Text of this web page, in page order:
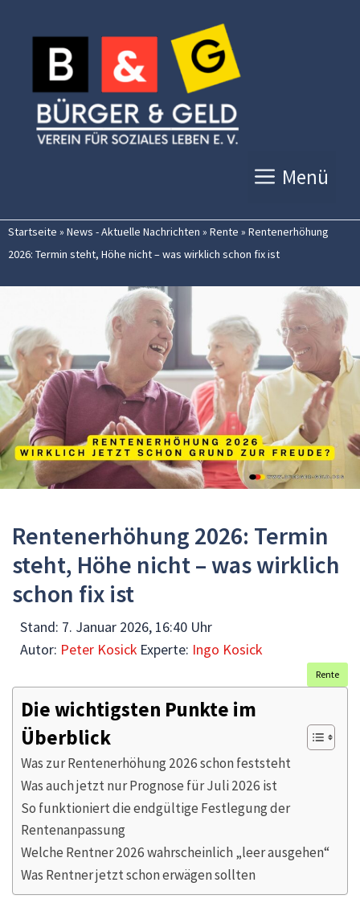
Inhalt
springen
Menü
Startseite » News - Aktuelle Nachrichten » Rente » Rentenerhöhung
2026: Termin steht, Höhe nicht – was wirklich schon fix ist
Rentenerhöhung 2026: Termin
steht, Höhe nicht – was wirklich
schon fix ist
Stand: 7. Januar 2026, 16:40 Uhr
Autor: Peter Kosick Experte: Ingo Kosick
Rente
Die wichtigsten Punkte im
Überblick
Was zur Rentenerhöhung 2026 schon feststeht
Was auch jetzt nur Prognose für Juli 2026 ist
So funktioniert die endgültige Festlegung der
Rentenanpassung
Welche Rentner 2026 wahrscheinlich „leer ausgehen“
Was Rentner jetzt schon erwägen sollten